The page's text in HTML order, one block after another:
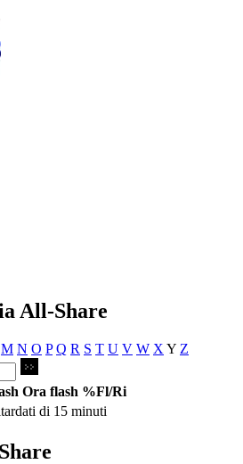
All-Share
M N O P Q R S T U V W X Y Z
Ora flash %Fl/Ri
di 15 minuti